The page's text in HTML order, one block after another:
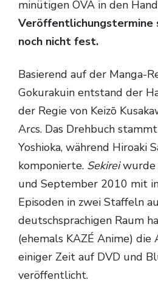
minütigen OVA in den
Veröffentlichungstermine
noch nicht fest.
Basierend auf der Manga-Reihe von Sakurako
Gokurakuin entstand der
der Regie von Keizō
Arcs. Das Drehbuch
Yoshioka, während Hiroaki
komponierte. Sekireiwurde
und September 2010 mit
Episoden in zwei Staffeln
deutschsprachigen Raum
(ehemals KAZÉ Anime) die
einiger Zeit auf DVD und
veröffentlicht.